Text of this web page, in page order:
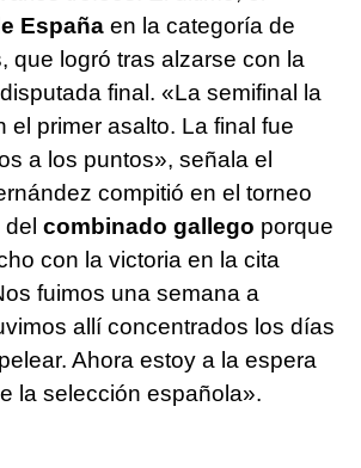
España en la categoría de
que logró tras alzarse con la
final. «La semifinal la
el primer asalto. La final fue
a los puntos», señala el
compitió en el torneo
combinado gallego porque
con la victoria en la cita
fuimos una semana a
allí concentrados los días
Ahora estoy a la espera
la selección española».